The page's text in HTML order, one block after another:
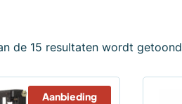
de 15 resultaten wordt getoond
Aanbieding